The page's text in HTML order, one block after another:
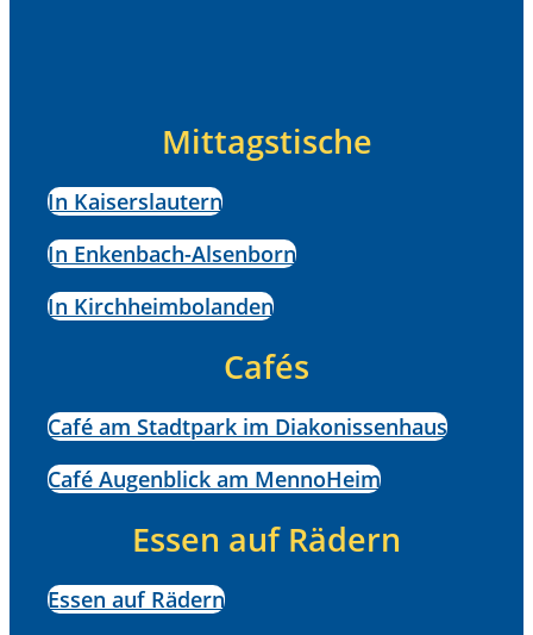
Mittagstische
In Kaiserslautern
In Enkenbach-Alsenborn
In Kirchheimbolanden
Cafés
Café am Stadtpark im Diakonissenhaus
Café Augenblick am MennoHeim
Essen auf Rädern
Essen auf Rädern